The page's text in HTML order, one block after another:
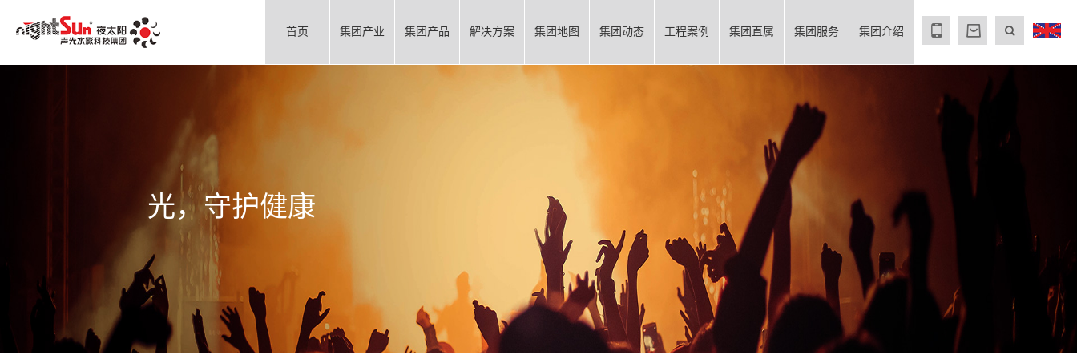
首页 集团产业 集团产品 解决方案 集团地图 集团动态 工程案例 集团直属 集团服务 集团介绍
光，守护健康